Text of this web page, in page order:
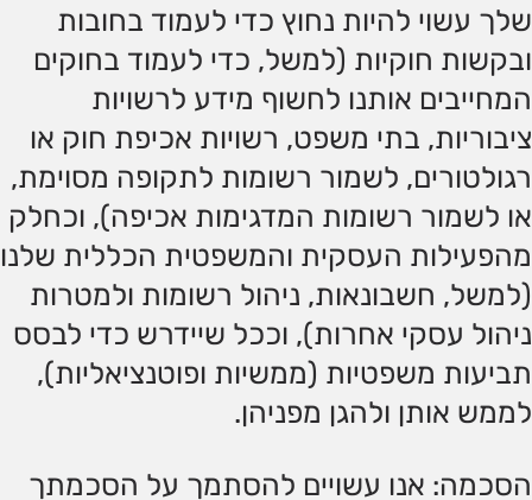
שלך עשוי להיות נחוץ כדי לעמוד בחובות
ובקשות חוקיות (למשל, כדי לעמוד בחוקים
המחייבים אותנו לחשוף מידע לרשויות
ציבוריות, בתי משפט, רשויות אכיפת חוק או
רגולטורים, לשמור רשומות לתקופה מסוימת,
או לשמור רשומות המדגימות אכיפה), וכחלק
מהפעילות העסקית והמשפטית הכללית שלנו
(למשל, חשבונאות, ניהול רשומות ולמטרות
ניהול עסקי אחרות), וככל שיידרש כדי לבסס
תביעות משפטיות (ממשיות ופוטנציאליות),
לממש אותן ולהגן מפניהן.
הסכמה: אנו עשויים להסתמך על הסכמתך